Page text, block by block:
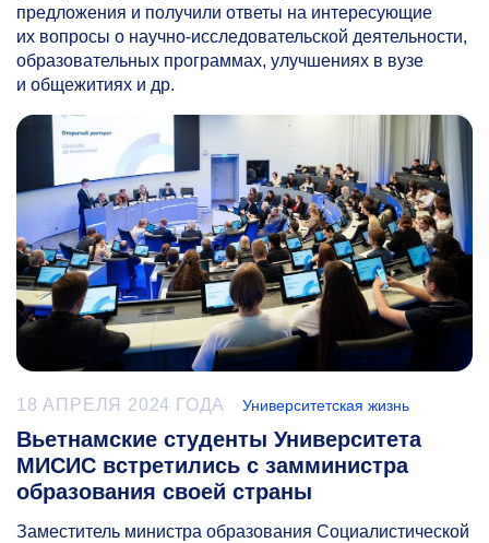
предложения и получили ответы на интересующие
их вопросы о научно-исследовательской деятельности,
образовательных программах, улучшениях в вузе
и общежитиях и др.
18 АПРЕЛЯ 2024 ГОДА Университетская жизнь
Вьетнамские студенты Университета
МИСИС встретились с замминистра
образования своей страны
Заместитель министра образования Социалистической